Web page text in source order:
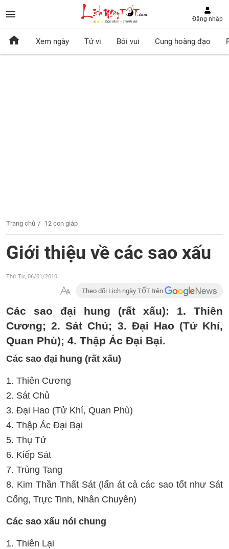
Đăng nhập
Xem ngày Tử vi Bói vui Cung hoàng đạo
Trang chủ 12 con giáp
Giới thiệu về các sao xấu
Thứ Tư, 06/01/2010
Theo dõi Lịch ngày TỐT trên
Các sao đại hung (rất xấu): 1. Thiên
Cương; 2. Sát Chủ; 3. Đại Hao (Tử Khí,
Quan Phù); 4. Thập Ác Đại Bại.
Các sao đại hung (rất xấu)
1. Thiên Cương
2. Sát Chủ
3. Đại Hao (Tử Khí, Quan Phù)
4. Thập Ác Đại Bại
5. Thụ Tử
6. Kiếp Sát
7. Trùng Tang
8. Kim Thần Thất Sát (lấn át cả các sao tốt như Sát
Cống, Trực Tinh, Nhân Chuyên)
Các sao xấu nói chung
1. Thiên Lại